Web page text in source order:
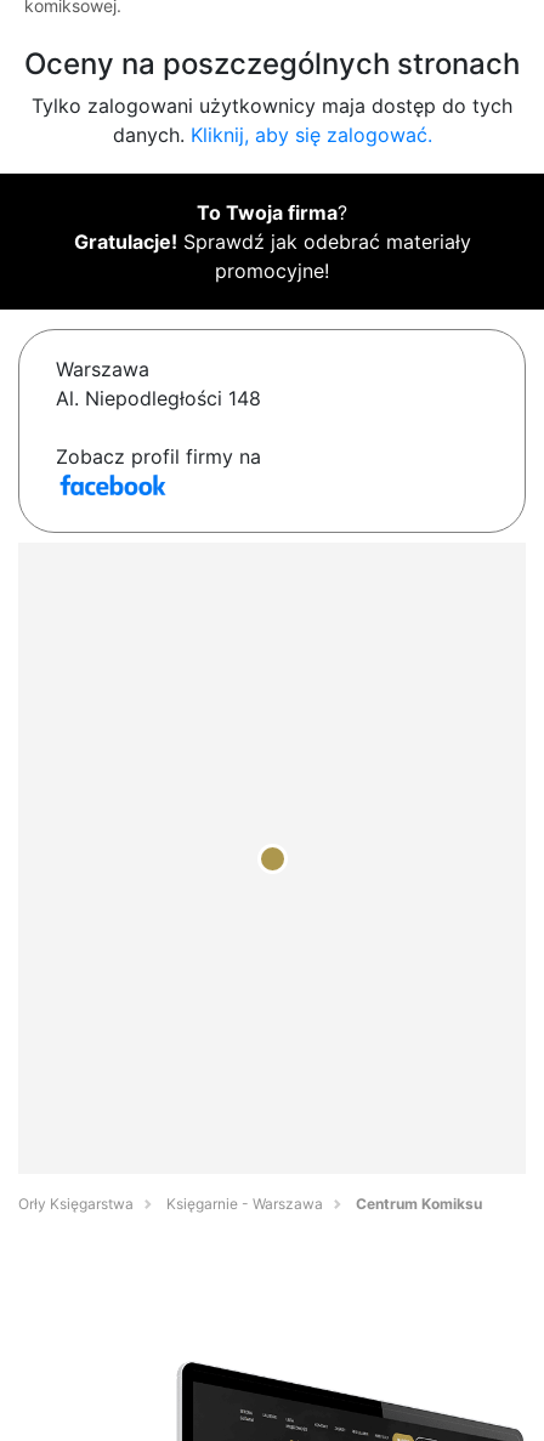
komiksowej.
Oceny na poszczególnych stronach
Tylko zalogowani użytkownicy maja dostęp do tych
danych. Kliknij, aby się zalogować.
To Twoja firma?
Gratulacje! Sprawdź jak odebrać materiały
promocyjne!
Warszawa
Al. Niepodległości 148
Zobacz profil firmy na
Orły Księgarstwa Księgarnie - Warszawa Centrum Komiksu